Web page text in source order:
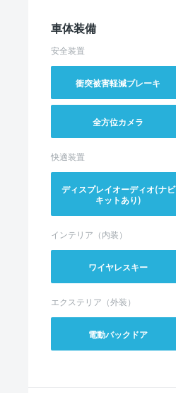
車体装備
安全装置
衝突被害軽減ブレーキ
全方位カメラ
快適装置
ディスプレイオーディオ(ナビ
キットあり)
インテリア（内装）
ワイヤレスキー
エクステリア（外装）
電動バックドア